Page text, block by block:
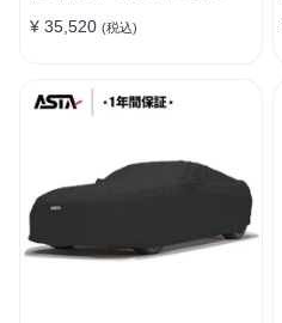
ーメイド 高級感 裏起毛車カ
¥ 35,520 (税込)